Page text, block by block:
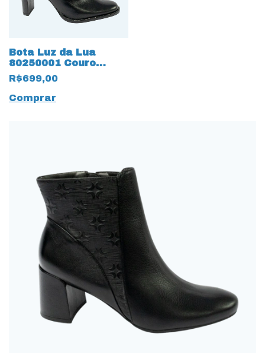
Bota Luz da Lua
80250001 Couro
Natural Saara 15667
Preto
R$699,00
Comprar